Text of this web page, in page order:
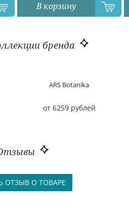
В корзину
бренда
ARS Botanika
от 6259 рублей
ОТЗЫВ О ТОВАРЕ